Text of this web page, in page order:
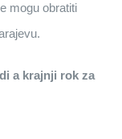
mogu obratiti
a krajnji rok za